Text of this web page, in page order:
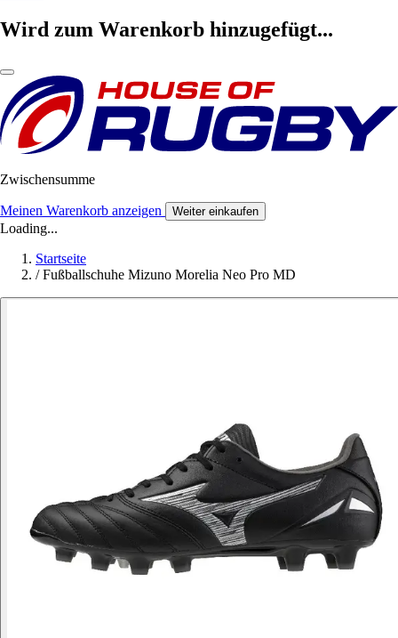
Wird zum Warenkorb hinzugefügt...
Zwischensumme
Meinen Warenkorb anzeigen Weiter einkaufen
Loading...
Startseite
/ Fußballschuhe Mizuno Morelia Neo Pro MD